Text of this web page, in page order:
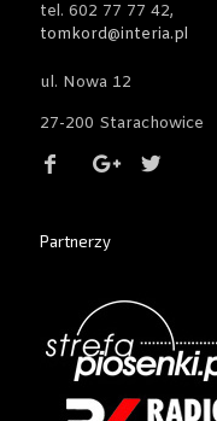
tel. 602 77 77 42,
tomkord@interia.pl
ul. Nowa 12
27-200 Starachowice
Partnerzy